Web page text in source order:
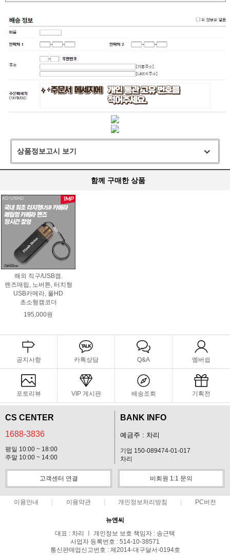
상품정보고시 보기
함께 구매한 상품
해외 직구/USB캠.
렌즈매립, 노버튼, 터치형
USB카메라, 풀HD
초소형캠코더
195,000원
공지사항 카톡상담 Q&A 멤버쉽
포토리뷰 VIP 게시판 배송조회 기획전
CS CENTER
1688-3836
평일 10:00 ~ 18:00
주말 10:00 ~ 14:00
BANK INFO
예금주 : 차리
기업 150-089474-01-017
차리
고객센터 연결 비회원 1:1 문의
이용안내 이용약관 개인정보처리방침 PC버전
뉴엔씨
대표 : 차리 ㅣ 개인정보 보호 책임자 : 송근택
사업자 등록번호 : 514-10-38571
통신판매업신고번호 : 제2014-대구달서-0194호